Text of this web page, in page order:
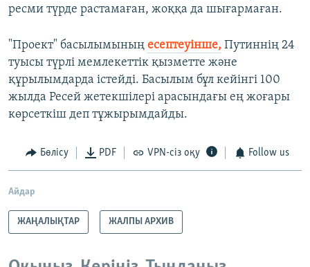
ресми түрде растамаған, жоққа да шығармаған.
"Проект" басылымының есептеуінше, Путиннің 24
туысы түрлі мемлекеттік қызметте және
құрылымдарда істейді. Басылым бұл кейінгі 100
жылда Ресей жетекшілері арасындағы ең жоғары
көрсеткіш деп тұжырымдайды.
Бөлісу PDF VPN-сіз оқу Follow us
Айдар
ЖАҢАЛЫҚТАР ЖАЛПЫ АРХИВ